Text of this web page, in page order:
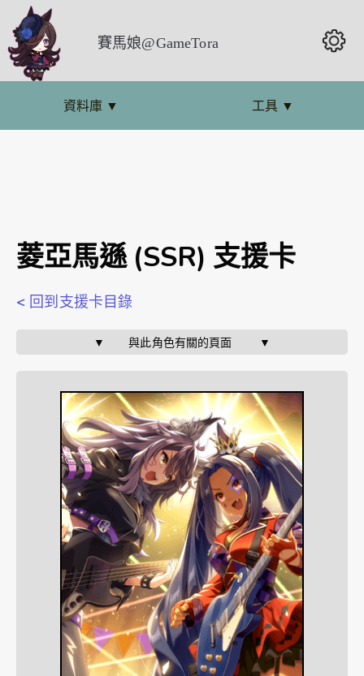
賽馬娘@GameTora
資料庫 ▼ 工具 ▼
菱亞馬遜 (SSR) 支援卡
< 回到支援卡目錄
▼       與此角色有關的頁面        ▼